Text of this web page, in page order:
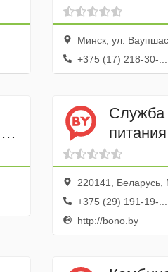
Минск, ул.
+375 (17) 218-30-...
Служба
220141, Беларусь,
+375 (29) 191-19-...
http://bono.by